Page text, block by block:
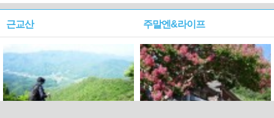
근교산 주말엔&라이프